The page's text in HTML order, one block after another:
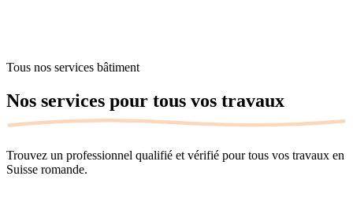
Tous nos services bâtiment
Nos services pour tous vos travaux
Trouvez un professionnel qualifié et vérifié pour tous vos travaux en
Suisse romande.